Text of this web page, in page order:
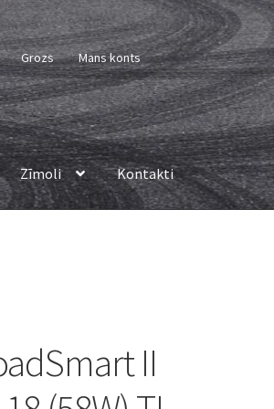
Grozs Mans konts
Zīmoli Kontakti
II